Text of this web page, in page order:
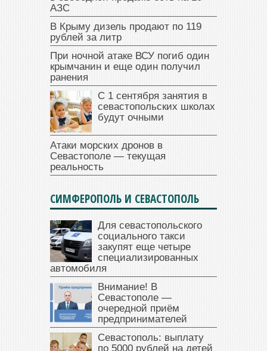
АЗС
В Крыму дизель продают по 119
рублей за литр
При ночной атаке ВСУ погиб один
крымчанин и еще один получил
ранения
С 1 сентября занятия в
севастопольских школах
будут очными
Атаки морских дронов в
Севастополе — текущая
реальность
СИМФЕРОПОЛЬ И СЕВАСТОПОЛЬ
Для севастопольского
социального такси
закупят еще четыре
специализированных
автомобиля
Внимание! В
Севастополе —
очередной приём
предпринимателей
Севастополь: выплату
по 5000 рублей на детей